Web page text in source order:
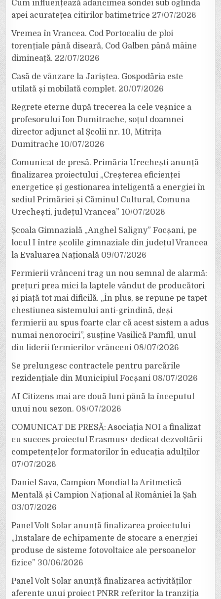
Cum influențează adâncimea sondei sub oglinda
apei acuratețea citirilor batimetrice 27/07/2026
Vremea în Vrancea. Cod Portocaliu de ploi
torențiale până diseară, Cod Galben până mâine
dimineață. 22/07/2026
Casă de vânzare la Jariștea. Gospodăria este
utilată și mobilată complet. 20/07/2026
Regrete eterne după trecerea la cele veșnice a
profesorului Ion Dumitrache, soțul doamnei
director adjunct al Școlii nr. 10, Mitrița
Dumitrache 10/07/2026
Comunicat de presă. Primăria Urechești anunță
finalizarea proiectului „Creșterea eficienței
energetice și gestionarea inteligentă a energiei în
sediul Primăriei și Căminul Cultural, Comuna
Urechești, județul Vrancea” 10/07/2026
Școala Gimnazială „Anghel Saligny” Focșani, pe
locul I între școlile gimnaziale din județul Vrancea
la Evaluarea Națională 09/07/2026
Fermierii vrânceni trag un nou semnal de alarmă:
prețuri prea mici la laptele vândut de producători
și piață tot mai dificilă. „În plus, se repune pe tapet
chestiunea sistemului anti-grindină, deși
fermierii au spus foarte clar că acest sistem a adus
numai nenorociri”, susține Vasilică Pamfil, unul
din liderii fermierilor vrânceni 08/07/2026
Se prelungesc contractele pentru parcările
rezidențiale din Municipiul Focșani 08/07/2026
AI Citizens mai are două luni până la începutul
unui nou sezon. 08/07/2026
COMUNICAT DE PRESĂ: Asociația NOI a finalizat
cu succes proiectul Erasmus+ dedicat dezvoltării
competențelor formatorilor în educația adulților
07/07/2026
Daniel Sava, Campion Mondial la Aritmetică
Mentală și Campion Național al României la Șah
03/07/2026
Panel Volt Solar anunță finalizarea proiectului
„Instalare de echipamente de stocare a energiei
produse de sisteme fotovoltaice ale persoanelor
fizice” 30/06/2026
Panel Volt Solar anunță finalizarea activităților
aferente unui proiect PNRR referitor la tranziția